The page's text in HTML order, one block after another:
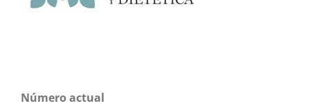
Número actual